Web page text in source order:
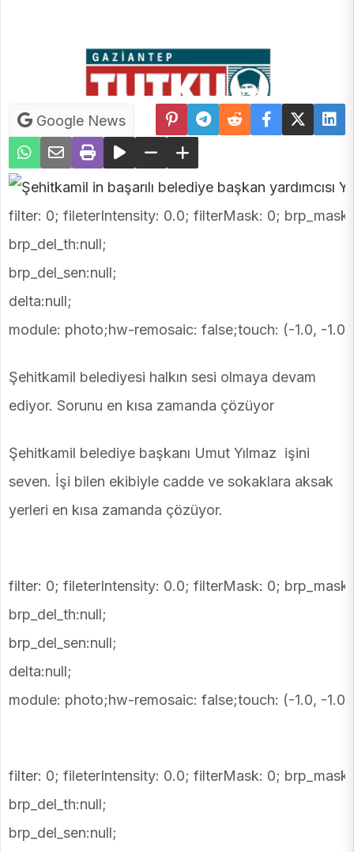
Google News
filter: 0; fileterIntensity: 0.0; filterMask: 0;
brp_del_th:null;
brp_del_sen:null;
delta:null;
module: photo;hw-remosaic: false;touch: (-1.0, -
Şehitkamil belediyesi halkın sesi olmaya devam
ediyor. Sorunu en kısa zamanda çözüyor
Şehitkamil belediye başkanı Umut Yılmaz işini
seven. İşi bilen ekibiyle cadde ve sokaklara aksak
yerleri en kısa zamanda çözüyor.
filter: 0; fileterIntensity: 0.0; filterMask: 0;
brp_del_th:null;
brp_del_sen:null;
delta:null;
module: photo;hw-remosaic: false;touch: (-1.0, -
filter: 0; fileterIntensity: 0.0; filterMask: 0;
brp_del_th:null;
brp_del_sen:null;